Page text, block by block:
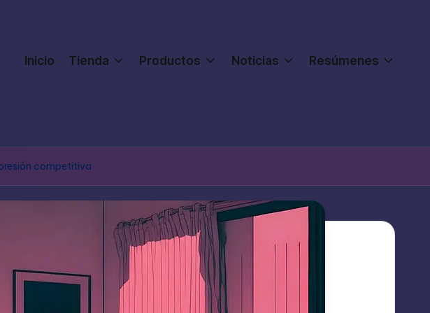
Inicio Tienda Productos Noticias Resúmenes
competitiva